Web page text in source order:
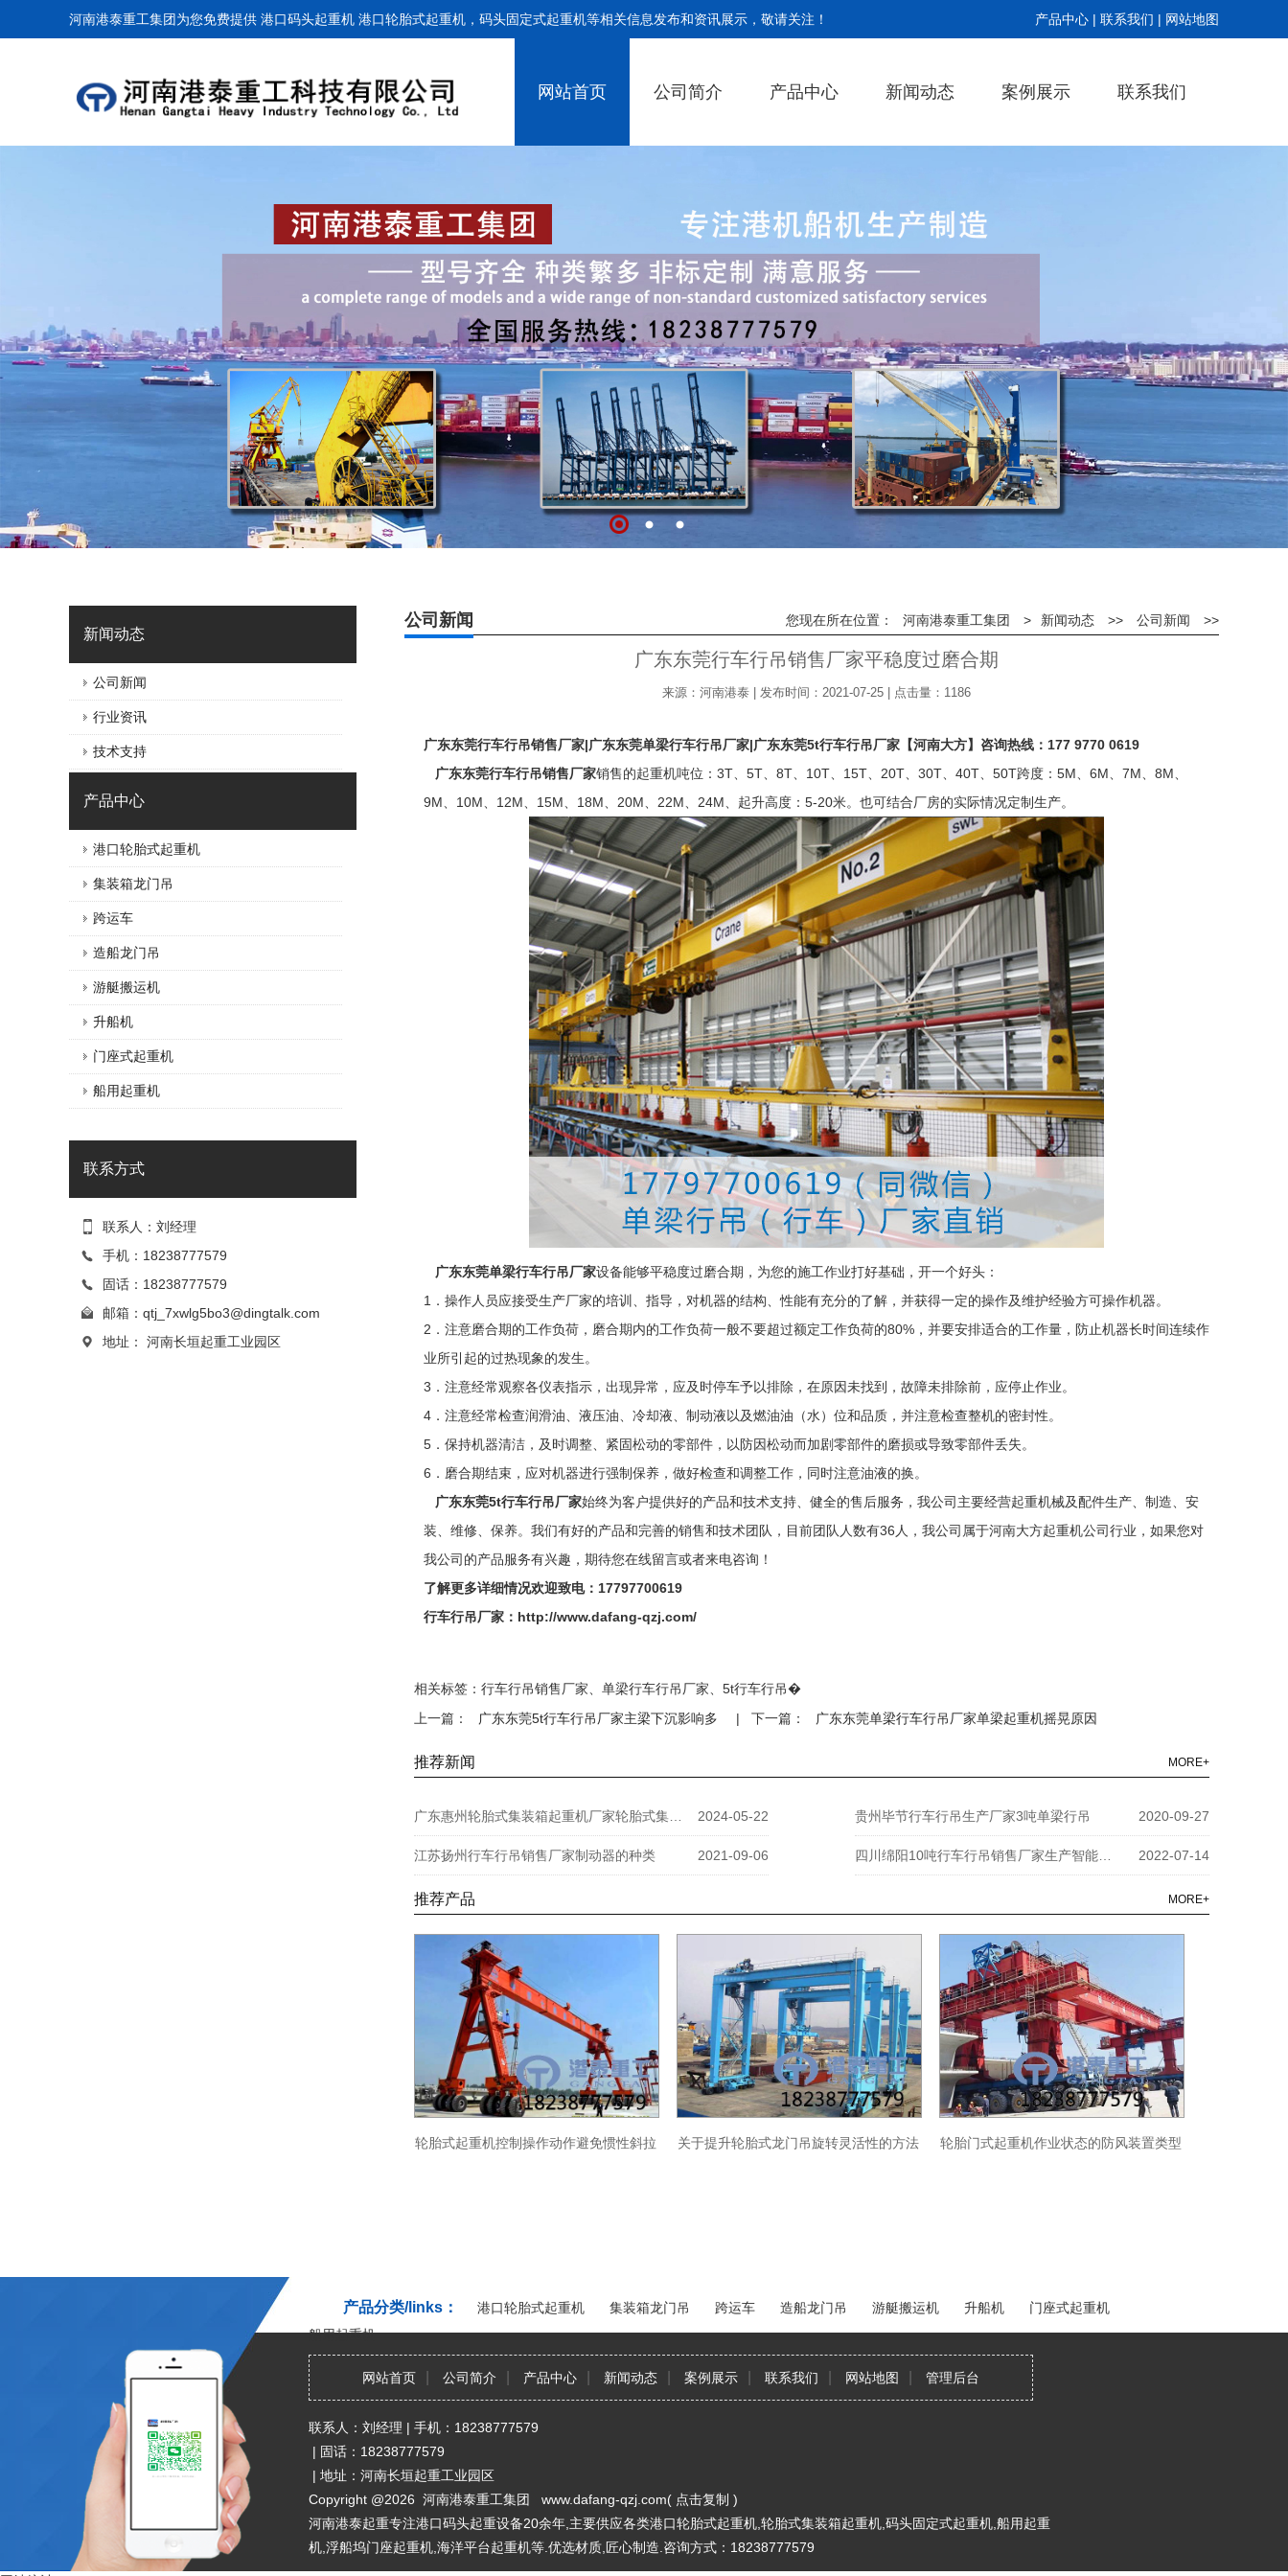
河南港泰重工集团为您免费提供 港口码头起重机 港口轮胎式起重机，码头固定式起重机等相关信息发布和资讯展示，敬请关注！ 产品中心 | 联系我们 | 网站地图
网站首页 公司简介 产品中心 新闻动态 案例展示 联系我们
新闻动态
公司新闻
行业资讯
技术支持
产品中心
港口轮胎式起重机
集装箱龙门吊
跨运车
造船龙门吊
游艇搬运机
升船机
门座式起重机
船用起重机
联系方式
联系人：刘经理
手机：18238777579
固话：18238777579
邮箱： qtj_7xwlg5bo3@dingtalk.com
地址： 河南长垣起重工业园区
公司新闻 您现在所在位置： 河南港泰重工集团 > 新闻动态 >> 公司新闻 >>
广东东莞行车行吊销售厂家平稳度过磨合期
来源：河南港泰 | 发布时间：2021-07-25 | 点击量：1186
广东东莞行车行吊销售厂家|广东东莞单梁行车行吊厂家|广东东莞5t行车行吊厂家【河南大方】咨询热线：177 9770 0619
广东东莞行车行吊销售厂家销售的起重机吨位：3T、5T、8T、10T、15T、20T、30T、40T、50T跨度：5M、6M、7M、8M、
9M、10M、12M、15M、18M、20M、22M、24M、起升高度：5-20米。也可结合厂房的实际情况定制生产。
广东东莞单梁行车行吊厂家设备能够平稳度过磨合期，为您的施工作业打好基础，开一个好头：
1．操作人员应接受生产厂家的培训、指导，对机器的结构、性能有充分的了解，并获得一定的操作及维护经验方可操作机器。
2．注意磨合期的工作负荷，磨合期内的工作负荷一般不要超过额定工作负荷的80%，并要安排适合的工作量，防止机器长时间连续作
业所引起的过热现象的发生。
3．注意经常观察各仪表指示，出现异常，应及时停车予以排除，在原因未找到，故障未排除前，应停止作业。
4．注意经常检查润滑油、液压油、冷却液、制动液以及燃油油（水）位和品质，并注意检查整机的密封性。
5．保持机器清洁，及时调整、紧固松动的零部件，以防因松动而加剧零部件的磨损或导致零部件丢失。
6．磨合期结束，应对机器进行强制保养，做好检查和调整工作，同时注意油液的换。
广东东莞5t行车行吊厂家始终为客户提供好的产品和技术支持、健全的售后服务，我公司主要经营起重机械及配件生产、制造、安
装、维修、保养。我们有好的产品和完善的销售和技术团队，目前团队人数有36人，我公司属于河南大方起重机公司行业，如果您对
我公司的产品服务有兴趣，期待您在线留言或者来电咨询！
了解更多详细情况欢迎致电：17797700619
行车行吊厂家： http://www.dafang-qzj.com/
相关标签： 行车行吊销售厂家 单梁行车行吊厂家 5t行车行吊�
上一篇：
广东东莞5t行车行吊厂家主梁下沉影响多 | 下一篇： 广东东莞单梁行车行吊厂家单梁起重机摇晃原因
推荐新闻 MORE+
2024-05-22 贵州毕节行车行吊生产厂家3吨单梁行吊 2020-09-27
江苏扬州行车行吊销售厂家制动器的种类 2021-09-06 2022-07-14
推荐产品 MORE+
轮胎式起重机控制操作动作避免惯性斜拉 关于提升轮胎式龙门吊旋转灵活性的方法 轮胎门式起重机作业状态的防风装置类型
产品分类/links： 港口轮胎式起重机 集装箱龙门吊 跨运车 造船龙门吊 游艇搬运机 升船机
门座式起重机
船用起重机
网站首页 公司简介 产品中心 新闻动态 案例展示 联系我们 网站地图 管理后台
联系人：刘经理 | 手机：18238777579
| 固话：18238777579
| 地址：河南长垣起重工业园区
Copyright @2026 河南港泰重工集团 www.dafang-qzj.com( 点击复制 )
河南港泰起重专注港口码头起重设备20余年,主要供应各类港口轮胎式起重机,轮胎式集装箱起重机,码头固定式起重机,船用起重
机,浮船坞门座起重机,海洋平台起重机等.优选材质,匠心制造.咨询方式：18238777579